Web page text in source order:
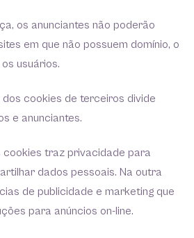
os anunciantes não poderão
em que não possuem domínio, o
usuários.
cookies de terceiros divide
e anunciantes.
cookies traz privacidade para
dados pessoais. Na outra
de publicidade e marketing que
para anúncios on-line.